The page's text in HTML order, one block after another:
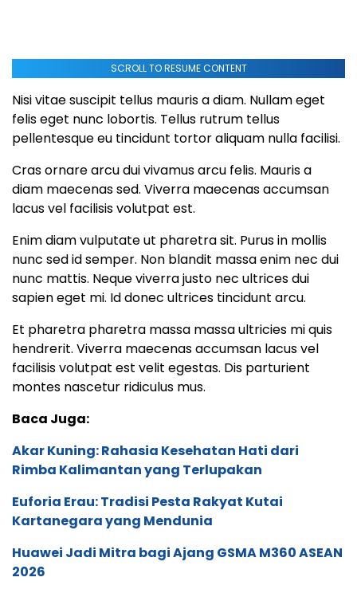
SCROLL TO RESUME CONTENT
Nisi vitae suscipit tellus mauris a diam. Nullam eget
felis eget nunc lobortis. Tellus rutrum tellus
pellentesque eu tincidunt tortor aliquam nulla facilisi.
Cras ornare arcu dui vivamus arcu felis. Mauris a
diam maecenas sed. Viverra maecenas accumsan
lacus vel facilisis volutpat est.
Enim diam vulputate ut pharetra sit. Purus in mollis
nunc sed id semper. Non blandit massa enim nec dui
nunc mattis. Neque viverra justo nec ultrices dui
sapien eget mi. Id donec ultrices tincidunt arcu.
Et pharetra pharetra massa massa ultricies mi quis
hendrerit. Viverra maecenas accumsan lacus vel
facilisis volutpat est velit egestas. Dis parturient
montes nascetur ridiculus mus.
Baca Juga:
Akar Kuning: Rahasia Kesehatan Hati dari
Rimba Kalimantan yang Terlupakan
Euforia Erau: Tradisi Pesta Rakyat Kutai
Kartanegara yang Mendunia
Huawei Jadi Mitra bagi Ajang GSMA M360 ASEAN
2026